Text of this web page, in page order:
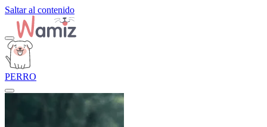
Saltar al contenido
PERRO